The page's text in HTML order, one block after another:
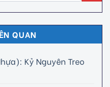
QUAN
Kỷ Nguyên Treo